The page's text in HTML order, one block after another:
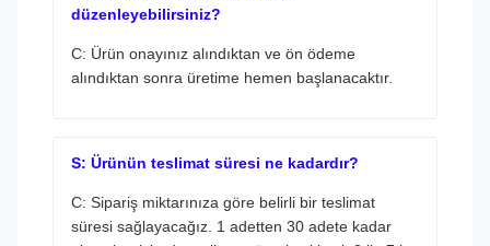
düzenleyebilirsiniz?
C: Ürün onayınız alındıktan ve ön ödeme
alındıktan sonra üretime hemen başlanacaktır.
S: Ürünün teslimat süresi ne kadardır?
C: Sipariş miktarınıza göre belirli bir teslimat
süresi sağlayacağız. 1 adetten 30 adete kadar